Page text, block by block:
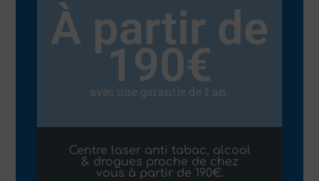
À partir de
190€
avec une garantie de 1 an.
Centre laser anti tabac, alcool
& drogues proche de chez
vous à partir de 190€.